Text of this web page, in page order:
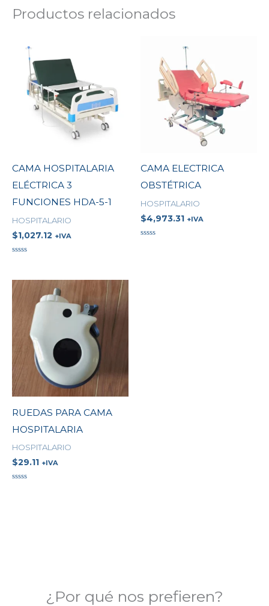
Productos relacionados
CAMA HOSPITALARIA
ELÉCTRICA 3
FUNCIONES HDA-5-1
HOSPITALARIO
$1,027.12 +IVA
5
CAMA ELECTRICA
OBSTÉTRICA
HOSPITALARIO
$4,973.31 +IVA
RUEDAS PARA CAMA
HOSPITALARIA
HOSPITALARIO
$29.11 +IVA
¿Por qué nos prefieren?